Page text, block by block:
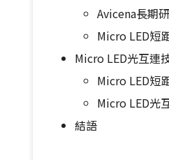
Avicena長期
Micro LED短
Micro LED光互連
Micro LED短
Micro LED光
結語